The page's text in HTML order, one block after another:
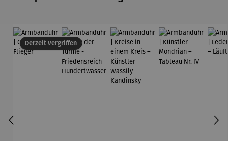
Derzeit vergriffen